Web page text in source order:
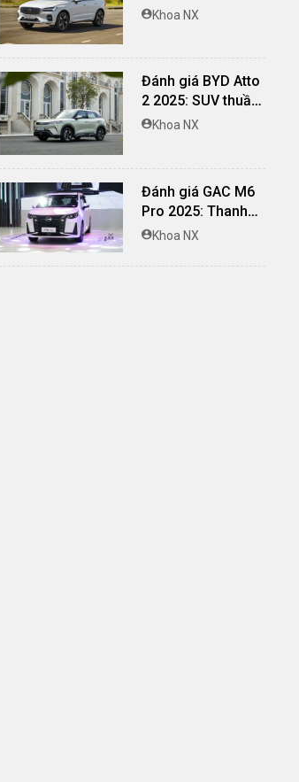
trọng tinh giản, an
Khoa NX
Đánh giá BYD Atto
2 2025: SUV thuần
điện lái hay, cách
Khoa NX
Đánh giá GAC M6
Pro 2025: Thanh
lịch, rộng rãi, đầy
hành tinh tế
Khoa NX